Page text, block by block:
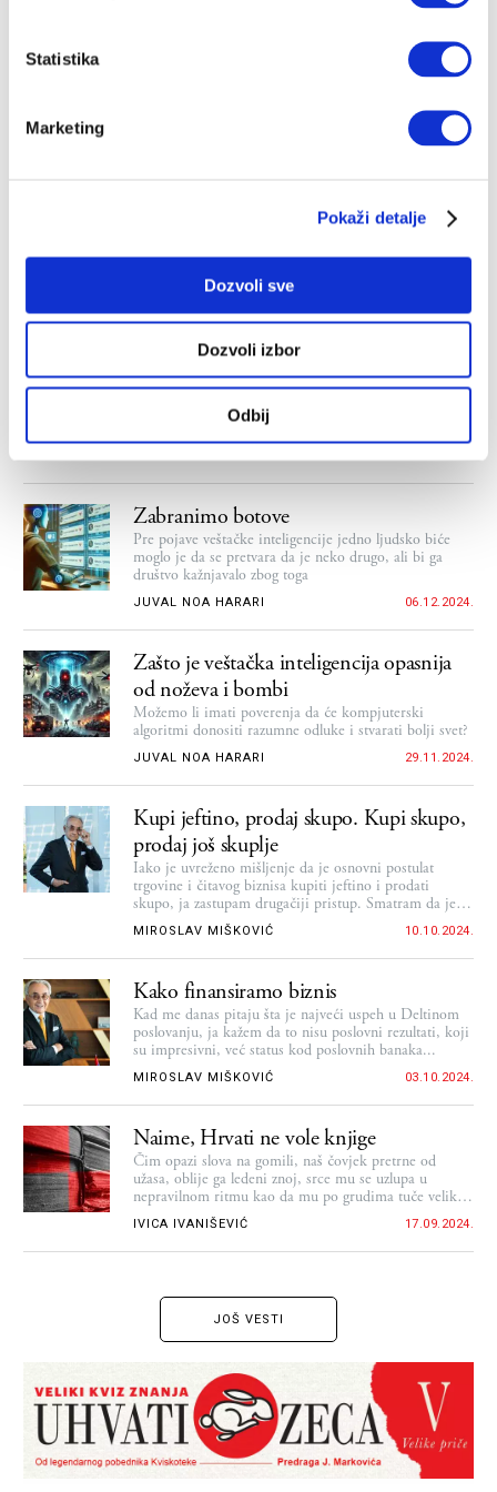
Statistika
Marketing
Pokaži detalje
Dozvoli sve
Dozvoli izbor
Odbij
08.04.2025.
11 bestseler knjiga za ovu godinu
Kritičari, prevodioci i novinari preporučuju knjige
koje bi mogle da obeleže i 2025, od mangi, preko
istorije, do romana Roberta Perišića
Zabranimo botove
Pre pojave veštačke inteligencije jedno ljudsko biće
moglo je da se pretvara da je neko drugo, ali bi ga
društvo kažnjavalo zbog toga
JUVAL NOA HARARI 06.12.2024.
Zašto je veštačka inteligencija opasnija
od noževa i bombi
Možemo li imati poverenja da će kompjuterski
algoritmi donositi razumne odluke i stvarati bolji svet?
JUVAL NOA HARARI 29.11.2024.
Kupi jeftino, prodaj skupo. Kupi skupo,
prodaj još skuplje
Iako je uvreženo mišljenje da je osnovni postulat
trgovine i čitavog biznisa kupiti jeftino i prodati
skupo, ja zastupam drugačiji pristup. Smatram da je
najbolje kupiti skupo jer si onda gotovo siguran da si
kupio dobro.
MIROSLAV MIŠKOVIĆ 10.10.2024.
Kako finansiramo biznis
Kad me danas pitaju šta je najveći uspeh u Deltinom
poslovanju, ja kažem da to nisu poslovni rezultati, koji
su impresivni, već status kod poslovnih banaka...
MIROSLAV MIŠKOVIĆ 03.10.2024.
Naime, Hrvati ne vole knjige
Čim opazi slova na gomili, naš čovjek pretrne od
užasa, oblije ga ledeni znoj, srce mu se uzlupa u
nepravilnom ritmu kao da mu po grudima tuče veliki
makedonski bubnjar armenskog porijekla Garabet
Tavitjan
IVICA IVANIŠEVIĆ 17.09.2024.
JOŠ VESTI